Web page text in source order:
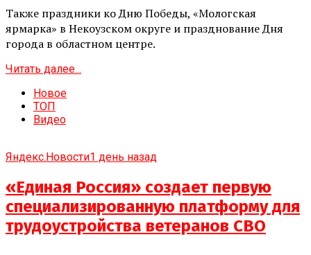
Также праздники ко Дню Победы, «Мологская
ярмарка» в Некоузском округе и празднование Дня
города в областном центре.
Читать далее...
Новое
ТОП
Видео
Яндекс.Новости1 день назад
«Единая Россия» создает первую
специализированную платформу для
трудоустройства ветеранов СВО